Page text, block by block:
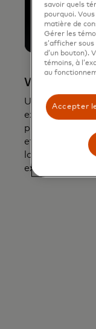
World
Un monde
expérience
prioritaires
et
difficiles à
lors
expérience
savoir quels
pourquoi.
matière de
Gérer les
s’afficher
d’un bouton).
témoins, à
au
Accepter